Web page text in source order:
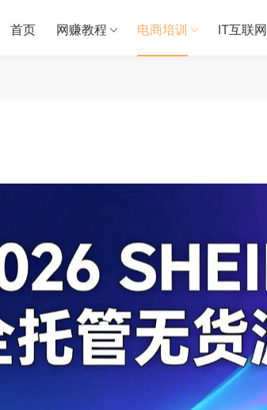
首页 网赚教程 电商培训 IT互联网